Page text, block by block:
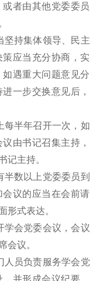
者由其他党委委员
坚持集体领导、民主
应当充分协商，实
遇重大问题意见分
一步交换意见后，
每半年召开一次，如
由书记召集主持，
记主持。
半数以上党委委员到
议的应当在会前请
形式表达。
学会党委会议，会议
会议。
人员负责服务学会党
并形成会议纪要，